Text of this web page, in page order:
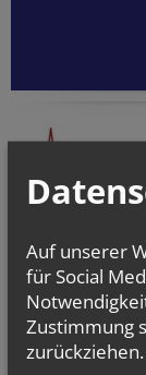
Auf unserer
für Social
Zustimmung
zurückziehen.